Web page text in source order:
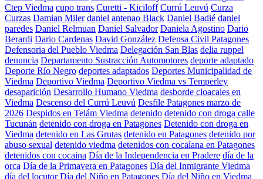
Ctep Viedma cupo trans Curetti - Kiciloff Currú Leuvú Curza
Curzas Damian Miler daniel antenao Black Daniel Badié daniel
paredes Daniel Relmuan Daniel Salvador Daniela Agostino Dario
Berardi Dario Cardenas David González Defensa Civil Patagones
Defensoria del Pueblo Viedma Delegación San Blas delia ruppel
denuncia Departamento Sustracción Automotores deporte adaptado
Deporte Río Negro deportes adaptados Deportes Municipalidad de
Viedma Deportivo Viedma Deportivo Viedma vs Temperley
desaparición Desarrollo Humano Viedma desborde cloacales en
Viedma Descenso del Currú Leuvú Desfile Patagones marzo de
2026 Despidos en Telám Viedma detenido detenido con droga calle
Tucunán detenido con droga en Patagones Detenido con droga en
Viedma detenido en Las Grutas detenido en Patagones detenido por
abuso sexual detenido viedma detenidos con cocaíana en Patagones
detenidos con cocaina Día de la Independencia en Pradere día de la
orca Día de la Primavera en Patagones Día del Inmigrante Viedma
día del locutor Día del Niño en Patagones Día del Niño en Viedma